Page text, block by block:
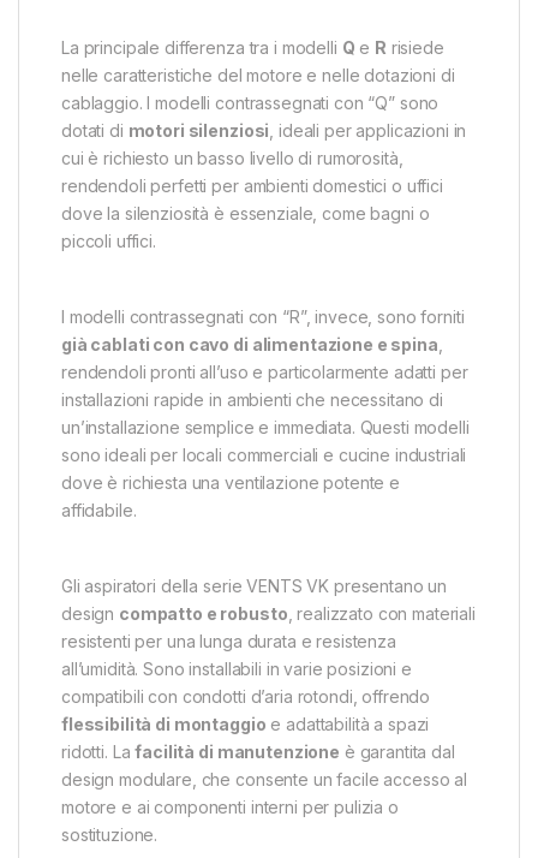
La principale differenza tra i modelli Q e R risiede
nelle caratteristiche del motore e nelle dotazioni di
cablaggio. I modelli contrassegnati con “Q” sono
dotati di motori silenziosi , ideali per applicazioni in
cui è richiesto un basso livello di rumorosità,
rendendoli perfetti per ambienti domestici o uffici
dove la silenziosità è essenziale, come bagni o
piccoli uffici.
I modelli contrassegnati con “R”, invece, sono forniti
già cablati con cavo di alimentazione e spina
rendendoli pronti all’uso e particolarmente adatti per
installazioni rapide in ambienti che necessitano di
un’installazione semplice e immediata. Questi modelli
sono ideali per locali commerciali e cucine industriali
dove è richiesta una ventilazione potente e
affidabile.
Gli aspiratori della serie VENTS VK presentano un
design compatto e robusto , realizzato con materiali
resistenti per una lunga durata e resistenza
all’umidità. Sono installabili in varie posizioni e
compatibili con condotti d’aria rotondi, offrendo
flessibilità di montaggio e adattabilità a spazi
ridotti. Lafacilità di manutenzione è garantita dal
design modulare, che consente un facile accesso al
motore e ai componenti interni per pulizia o
sostituzione.